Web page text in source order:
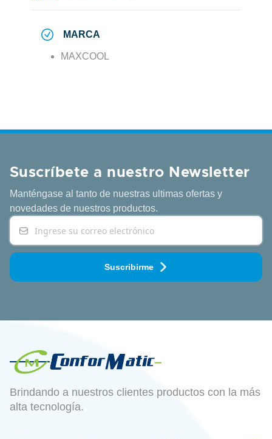
MARCA
MAXCOOL
Suscríbete a nuestro Newsletter
Manténgase al tanto de nuestras ultimas ofertas y
novedades de nuestros productos.
Suscribirme
Brindando a nuestros clientes productos con la más
alta tecnología.